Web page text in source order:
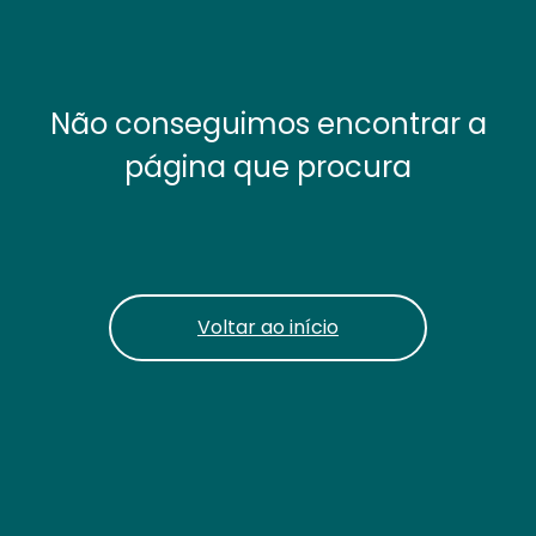
Não conseguimos encontrar a
página que procura
Voltar ao início